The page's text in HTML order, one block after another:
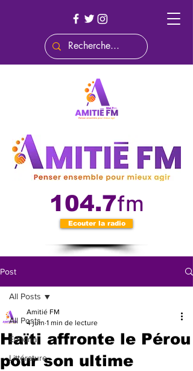
104.7fm
Ecouter la radio
Post
All Posts
Éditorial
Littérature
All Posts
Haïti affronte le Pérou
pour son ultime
Amitié FM
4 juin 1 min de lecture